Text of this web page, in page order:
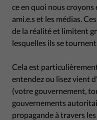
ce en quoi nous
ami.e.s et les médias.
de la réalité et limitent
lesquelles ils se
Cela est
entendez ou lisez vient
(votre gouvernement,
gouvernements
propagande à travers